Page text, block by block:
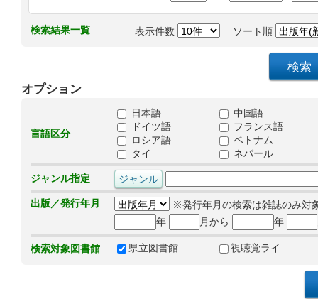
検索結果一覧 表示件数 ソート順
オプション
言語区分
日本語
中国語
ドイツ語
フランス語
ロシア語
ベトナム
タイ
ネパール
ジャンル指定
出版／発行年月
※発行年月の検索は雑誌のみ対
年
月から 年
検索対象図書館 県立図書館 視聴覚ライ